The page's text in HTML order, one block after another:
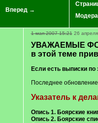
Вперед →
1 мая 2007 15:21 26
УВАЖАЕМЫЕ
в этой теме
Если есть выписки
Последнее
Указатель к
Опись 1. Боярские
Опись 2. Боярские